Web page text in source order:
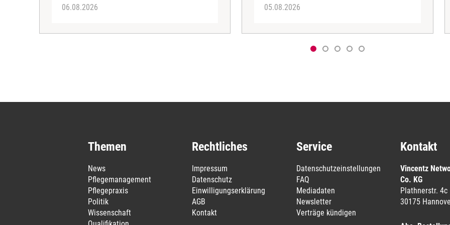
06.08.2026 05.08.2026
Themen
News
Pflegemanagement
Pflegepraxis
Politik
Wissenschaft
Rechtliches
Impressum
Datenschutz
Einwilligungserklärung
AGB
Kontakt
Service
Datenschutzeinstellungen
FAQ
Mediadaten
Newsletter
Verträge kündigen
Kontakt
Vincentz
Co. KG
Plathnerstr. 4c
30175